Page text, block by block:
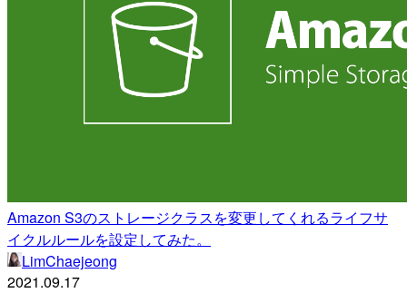
Amazon S3のストレージクラスを変更してくれるライフサ
イクルルールを設定してみた。
LimChaejeong
2021.09.17